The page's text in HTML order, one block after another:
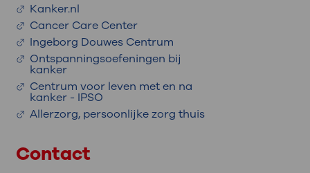
Kanker.nl
Cancer Care Center
Ingeborg Douwes Centrum
Ontspanningsoefeningen bij
kanker
Centrum voor leven met en na
kanker - IPSO
Allerzorg, persoonlijke zorg thuis
Contact